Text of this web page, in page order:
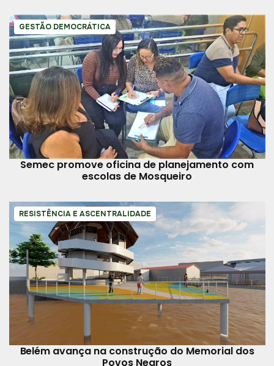
GESTÃO DEMOCRÁTICA
Semec promove oficina de planejamento com
escolas de Mosqueiro
RESISTÊNCIA E ASCENTRALIDADE
Belém avança na construção do Memorial dos
Povos Negros